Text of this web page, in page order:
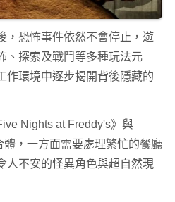
，恐怖事件依然不會停止，遊
、探索及戰鬥等多種玩法元
作環境中逐步揭開背後隱藏的
Nights at Freddy's》與
體，一方面需要處理繁忙的餐廳
人不安的怪異角色與超自然現